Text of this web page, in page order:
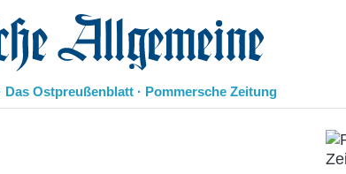
Ostpreußenblatt · Pommersche Zeitung